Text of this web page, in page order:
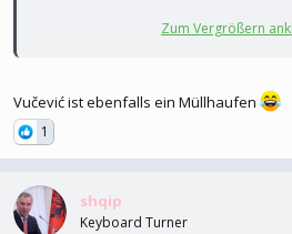
Für weitere Informationen siehe
Drittanbieter-Cookies akzeptieren
Zum Vergrößern
Vučević ist ebenfalls ein Müllhaufen
1
shqip
Keyboard Turner